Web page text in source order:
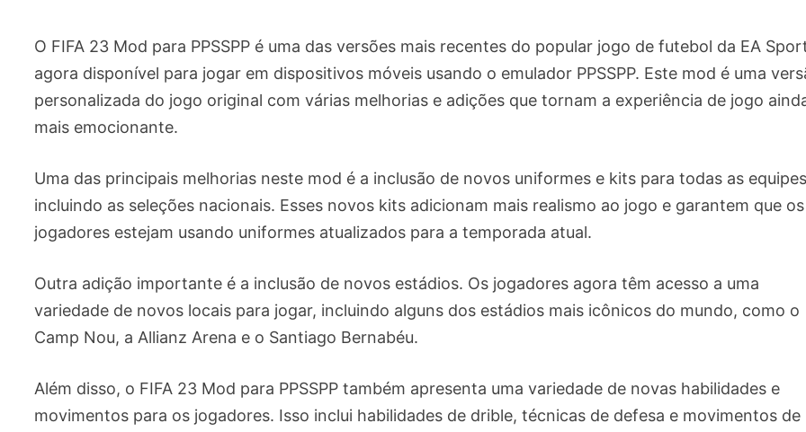
O FIFA 23 Mod para PPSSPP é uma das versões mais recentes do popular jogo de futebol da EA
agora disponível para jogar em dispositivos móveis usando o emulador PPSSPP. Este mod é uma
personalizada do jogo original com várias melhorias e adições que tornam a experiência de jogo
mais emocionante.
Uma das principais melhorias neste mod é a inclusão de novos uniformes e kits para todas as
incluindo as seleções nacionais. Esses novos kits adicionam mais realismo ao jogo e garantem que os
jogadores estejam usando uniformes atualizados para a temporada atual.
Outra adição importante é a inclusão de novos estádios. Os jogadores agora têm acesso a uma
variedade de novos locais para jogar, incluindo alguns dos estádios mais icônicos do mundo, como o
Camp Nou, a Allianz Arena e o Santiago Bernabéu.
Além disso, o FIFA 23 Mod para PPSSPP também apresenta uma variedade de novas habilidades e
movimentos para os jogadores. Isso inclui habilidades de drible, técnicas de defesa e movimentos de